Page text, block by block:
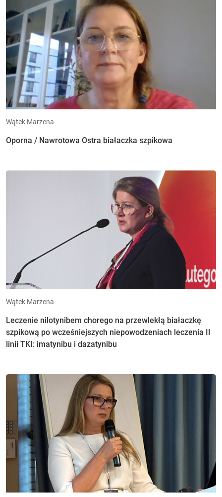
Wątek Marzena
Oporna / Nawrotowa Ostra białaczka szpikowa
Wątek Marzena
Leczenie nilotynibem chorego na przewlekłą białaczkę
szpikową po wcześniejszych niepowodzeniach leczenia II
linii TKI: imatynibu i dazatynibu